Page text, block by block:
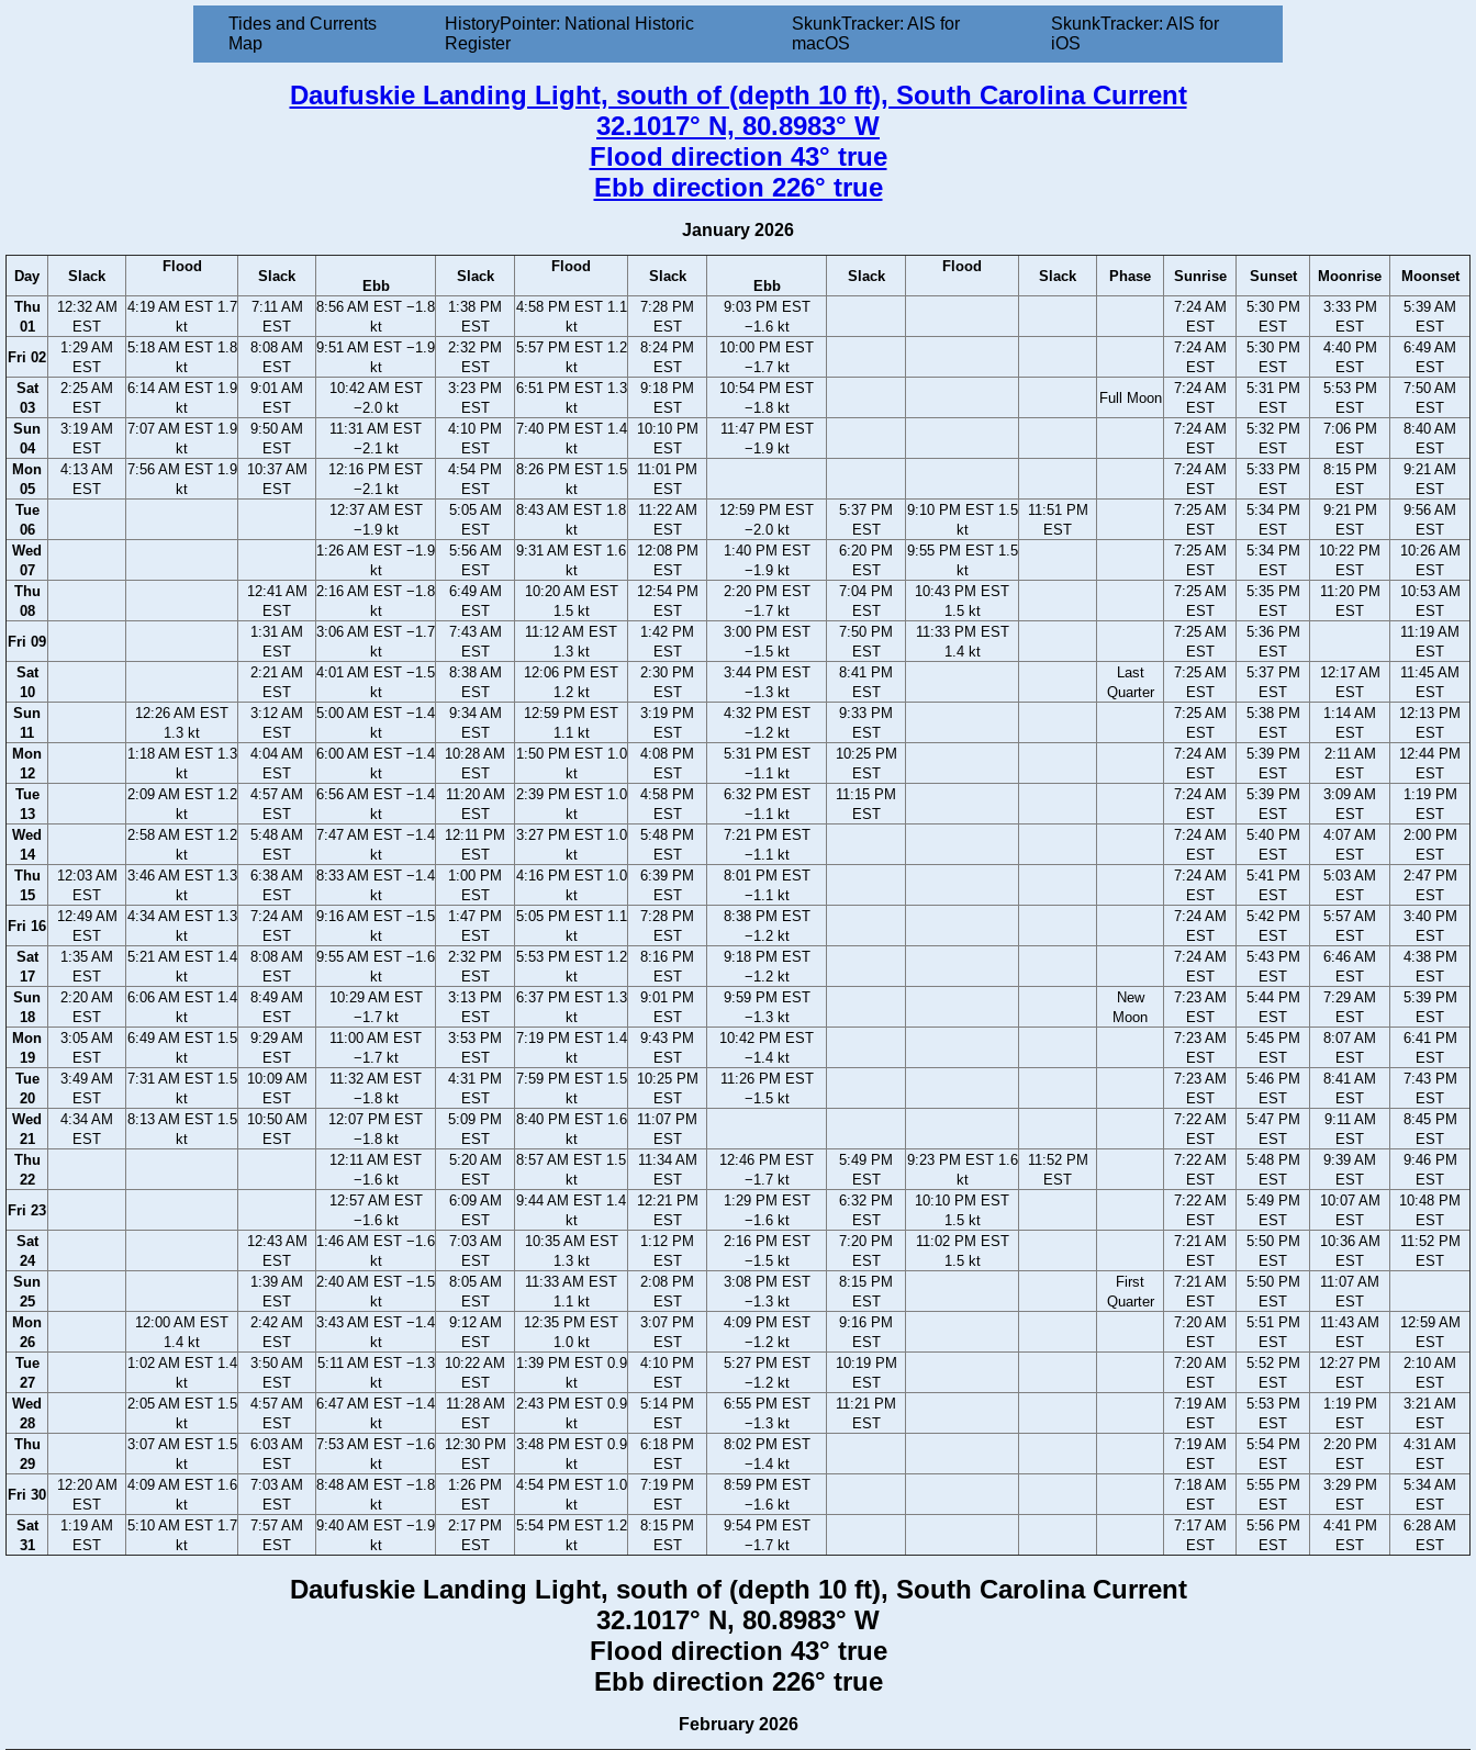
Tides and Currents
Map
HistoryPointer: National Historic
Register
SkunkTracker: AIS for
macOS
SkunkTracker: AIS for
iOS
Daufuskie Landing Light, south of (depth 10 ft), South Carolina Current
32.1017° N, 80.8983° W
Flood direction 43° true
Ebb direction 226° true
January 2026
Day Slack
Flood
Slack
Ebb
Slack
Flood
Slack
Ebb
Slack
Flood
Slack Phase Sunrise Sunset Moonrise
Moonset
Thu
01
12:32 AM
EST
4:19 AM EST 1.7
kt
7:11 AM
EST
8:56 AM EST −1.8
kt
1:38 PM
EST
4:58 PM EST 1.1
kt
7:28 PM
EST
9:03 PM EST
−1.6 kt
7:24 AM
EST
5:30 PM
EST
3:33 PM
EST
5:39 AM
EST
Fri 02
1:29 AM
EST
5:18 AM EST 1.8
kt
8:08 AM
EST
9:51 AM EST −1.9
kt
2:32 PM
EST
5:57 PM EST 1.2
kt
8:24 PM
EST
10:00 PM EST
−1.7 kt
7:24 AM
EST
5:30 PM
EST
4:40 PM
EST
6:49 AM
EST
Sat
03
2:25 AM
EST
6:14 AM EST 1.9
kt
9:01 AM
EST
10:42 AM EST
−2.0 kt
3:23 PM
EST
6:51 PM EST 1.3
kt
9:18 PM
EST
10:54 PM EST
−1.8 kt
Full Moon
7:24 AM
EST
5:31 PM
EST
5:53 PM
EST
7:50 AM
EST
Sun
04
3:19 AM
EST
7:07 AM EST 1.9
kt
9:50 AM
EST
11:31 AM EST
−2.1 kt
4:10 PM
EST
7:40 PM EST 1.4
kt
10:10 PM
EST
11:47 PM EST
−1.9 kt
7:24 AM
EST
5:32 PM
EST
7:06 PM
EST
8:40 AM
EST
Mon
05
4:13 AM
EST
7:56 AM EST 1.9
kt
10:37 AM
EST
12:16 PM EST
−2.1 kt
4:54 PM
EST
8:26 PM EST 1.5
kt
11:01 PM
EST
7:24 AM
EST
5:33 PM
EST
8:15 PM
EST
9:21 AM
EST
Tue
06
12:37 AM EST
−1.9 kt
5:05 AM
EST
8:43 AM EST 1.8
kt
11:22 AM
EST
12:59 PM EST
−2.0 kt
5:37 PM
EST
9:10 PM EST 1.5
kt
11:51 PM
EST
7:25 AM
EST
5:34 PM
EST
9:21 PM
EST
9:56 AM
EST
Wed
07
1:26 AM EST −1.9
kt
5:56 AM
EST
9:31 AM EST 1.6
kt
12:08 PM
EST
1:40 PM EST
−1.9 kt
6:20 PM
EST
9:55 PM EST 1.5
kt
7:25 AM
EST
5:34 PM
EST
10:22 PM
EST
10:26 AM
EST
Thu
08
12:41 AM
EST
2:16 AM EST −1.8
kt
6:49 AM
EST
10:20 AM EST
1.5 kt
12:54 PM
EST
2:20 PM EST
−1.7 kt
7:04 PM
EST
10:43 PM EST
1.5 kt
7:25 AM
EST
5:35 PM
EST
11:20 PM
EST
10:53 AM
EST
Fri 09
1:31 AM
EST
3:06 AM EST −1.7
kt
7:43 AM
EST
11:12 AM EST
1.3 kt
1:42 PM
EST
3:00 PM EST
−1.5 kt
7:50 PM
EST
11:33 PM EST
1.4 kt
7:25 AM
EST
5:36 PM
EST
11:19 AM
EST
Sat
10
2:21 AM
EST
4:01 AM EST −1.5
kt
8:38 AM
EST
12:06 PM EST
1.2 kt
2:30 PM
EST
3:44 PM EST
−1.3 kt
8:41 PM
EST
Last
Quarter
7:25 AM
EST
5:37 PM
EST
12:17 AM
EST
11:45 AM
EST
Sun
11
12:26 AM EST
1.3 kt
3:12 AM
EST
5:00 AM EST −1.4
kt
9:34 AM
EST
12:59 PM EST
1.1 kt
3:19 PM
EST
4:32 PM EST
−1.2 kt
9:33 PM
EST
7:25 AM
EST
5:38 PM
EST
1:14 AM
EST
12:13 PM
EST
Mon
12
1:18 AM EST 1.3
kt
4:04 AM
EST
6:00 AM EST −1.4
kt
10:28 AM
EST
1:50 PM EST 1.0
kt
4:08 PM
EST
5:31 PM EST
−1.1 kt
10:25 PM
EST
7:24 AM
EST
5:39 PM
EST
2:11 AM
EST
12:44 PM
EST
Tue
13
2:09 AM EST 1.2
kt
4:57 AM
EST
6:56 AM EST −1.4
kt
11:20 AM
EST
2:39 PM EST 1.0
kt
4:58 PM
EST
6:32 PM EST
−1.1 kt
11:15 PM
EST
7:24 AM
EST
5:39 PM
EST
3:09 AM
EST
1:19 PM
EST
Wed
14
2:58 AM EST 1.2
kt
5:48 AM
EST
7:47 AM EST −1.4
kt
12:11 PM
EST
3:27 PM EST 1.0
kt
5:48 PM
EST
7:21 PM EST
−1.1 kt
7:24 AM
EST
5:40 PM
EST
4:07 AM
EST
2:00 PM
EST
Thu
15
12:03 AM
EST
3:46 AM EST 1.3
kt
6:38 AM
EST
8:33 AM EST −1.4
kt
1:00 PM
EST
4:16 PM EST 1.0
kt
6:39 PM
EST
8:01 PM EST
−1.1 kt
7:24 AM
EST
5:41 PM
EST
5:03 AM
EST
2:47 PM
EST
Fri 16
12:49 AM
EST
4:34 AM EST 1.3
kt
7:24 AM
EST
9:16 AM EST −1.5
kt
1:47 PM
EST
5:05 PM EST 1.1
kt
7:28 PM
EST
8:38 PM EST
−1.2 kt
7:24 AM
EST
5:42 PM
EST
5:57 AM
EST
3:40 PM
EST
Sat
17
1:35 AM
EST
5:21 AM EST 1.4
kt
8:08 AM
EST
9:55 AM EST −1.6
kt
2:32 PM
EST
5:53 PM EST 1.2
kt
8:16 PM
EST
9:18 PM EST
−1.2 kt
7:24 AM
EST
5:43 PM
EST
6:46 AM
EST
4:38 PM
EST
Sun
18
2:20 AM
EST
6:06 AM EST 1.4
kt
8:49 AM
EST
10:29 AM EST
−1.7 kt
3:13 PM
EST
6:37 PM EST 1.3
kt
9:01 PM
EST
9:59 PM EST
−1.3 kt
New
Moon
7:23 AM
EST
5:44 PM
EST
7:29 AM
EST
5:39 PM
EST
Mon
19
3:05 AM
EST
6:49 AM EST 1.5
kt
9:29 AM
EST
11:00 AM EST
−1.7 kt
3:53 PM
EST
7:19 PM EST 1.4
kt
9:43 PM
EST
10:42 PM EST
−1.4 kt
7:23 AM
EST
5:45 PM
EST
8:07 AM
EST
6:41 PM
EST
Tue
20
3:49 AM
EST
7:31 AM EST 1.5
kt
10:09 AM
EST
11:32 AM EST
−1.8 kt
4:31 PM
EST
7:59 PM EST 1.5
kt
10:25 PM
EST
11:26 PM EST
−1.5 kt
7:23 AM
EST
5:46 PM
EST
8:41 AM
EST
7:43 PM
EST
Wed
21
4:34 AM
EST
8:13 AM EST 1.5
kt
10:50 AM
EST
12:07 PM EST
−1.8 kt
5:09 PM
EST
8:40 PM EST 1.6
kt
11:07 PM
EST
7:22 AM
EST
5:47 PM
EST
9:11 AM
EST
8:45 PM
EST
Thu
22
12:11 AM EST
−1.6 kt
5:20 AM
EST
8:57 AM EST 1.5
kt
11:34 AM
EST
12:46 PM EST
−1.7 kt
5:49 PM
EST
9:23 PM EST 1.6
kt
11:52 PM
EST
7:22 AM
EST
5:48 PM
EST
9:39 AM
EST
9:46 PM
EST
Fri 23
12:57 AM EST
−1.6 kt
6:09 AM
EST
9:44 AM EST 1.4
kt
12:21 PM
EST
1:29 PM EST
−1.6 kt
6:32 PM
EST
10:10 PM EST
1.5 kt
7:22 AM
EST
5:49 PM
EST
10:07 AM
EST
10:48 PM
EST
Sat
24
12:43 AM
EST
1:46 AM EST −1.6
kt
7:03 AM
EST
10:35 AM EST
1.3 kt
1:12 PM
EST
2:16 PM EST
−1.5 kt
7:20 PM
EST
11:02 PM EST
1.5 kt
7:21 AM
EST
5:50 PM
EST
10:36 AM
EST
11:52 PM
EST
Sun
25
1:39 AM
EST
2:40 AM EST −1.5
kt
8:05 AM
EST
11:33 AM EST
1.1 kt
2:08 PM
EST
3:08 PM EST
−1.3 kt
8:15 PM
EST
First
Quarter
7:21 AM
EST
5:50 PM
EST
11:07 AM
EST
Mon
26
12:00 AM EST
1.4 kt
2:42 AM
EST
3:43 AM EST −1.4
kt
9:12 AM
EST
12:35 PM EST
1.0 kt
3:07 PM
EST
4:09 PM EST
−1.2 kt
9:16 PM
EST
7:20 AM
EST
5:51 PM
EST
11:43 AM
EST
12:59 AM
EST
Tue
27
1:02 AM EST 1.4
kt
3:50 AM
EST
5:11 AM EST −1.3
kt
10:22 AM
EST
1:39 PM EST 0.9
kt
4:10 PM
EST
5:27 PM EST
−1.2 kt
10:19 PM
EST
7:20 AM
EST
5:52 PM
EST
12:27 PM
EST
2:10 AM
EST
Wed
28
2:05 AM EST 1.5
kt
4:57 AM
EST
6:47 AM EST −1.4
kt
11:28 AM
EST
2:43 PM EST 0.9
kt
5:14 PM
EST
6:55 PM EST
−1.3 kt
11:21 PM
EST
7:19 AM
EST
5:53 PM
EST
1:19 PM
EST
3:21 AM
EST
Thu
29
3:07 AM EST 1.5
kt
6:03 AM
EST
7:53 AM EST −1.6
kt
12:30 PM
EST
3:48 PM EST 0.9
kt
6:18 PM
EST
8:02 PM EST
−1.4 kt
7:19 AM
EST
5:54 PM
EST
2:20 PM
EST
4:31 AM
EST
Fri 30
12:20 AM
EST
4:09 AM EST 1.6
kt
7:03 AM
EST
8:48 AM EST −1.8
kt
1:26 PM
EST
4:54 PM EST 1.0
kt
7:19 PM
EST
8:59 PM EST
−1.6 kt
7:18 AM
EST
5:55 PM
EST
3:29 PM
EST
5:34 AM
EST
Sat
31
1:19 AM
EST
5:10 AM EST 1.7
kt
7:57 AM
EST
9:40 AM EST −1.9
kt
2:17 PM
EST
5:54 PM EST 1.2
kt
8:15 PM
EST
9:54 PM EST
−1.7 kt
7:17 AM
EST
5:56 PM
EST
4:41 PM
EST
6:28 AM
EST
Daufuskie Landing Light, south of (depth 10 ft), South Carolina Current
32.1017° N, 80.8983° W
Flood direction 43° true
Ebb direction 226° true
February 2026